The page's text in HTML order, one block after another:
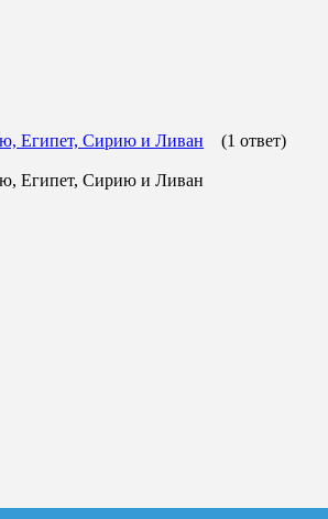
Египет, Сирию и Ливан
(1 ответ)
Египет, Сирию и Ливан